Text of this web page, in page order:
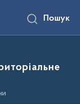
Пошук